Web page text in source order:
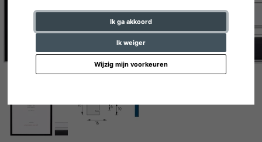
Ik ga akkoord
Ik weiger
Wijzig mijn voorkeuren